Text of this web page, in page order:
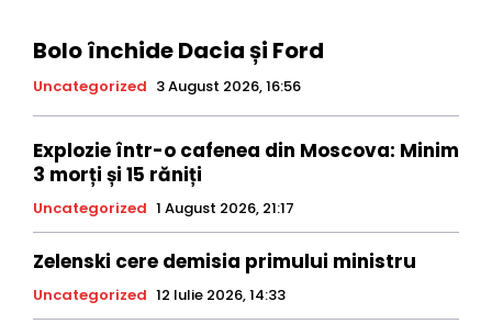
Bolo închide Dacia și Ford
Uncategorized 3 August 2026, 16:56
Explozie într-o cafenea din Moscova: Minim
3 morți și 15 răniți
Uncategorized 1 August 2026, 21:17
Zelenski cere demisia primului ministru
Uncategorized 12 Iulie 2026, 14:33